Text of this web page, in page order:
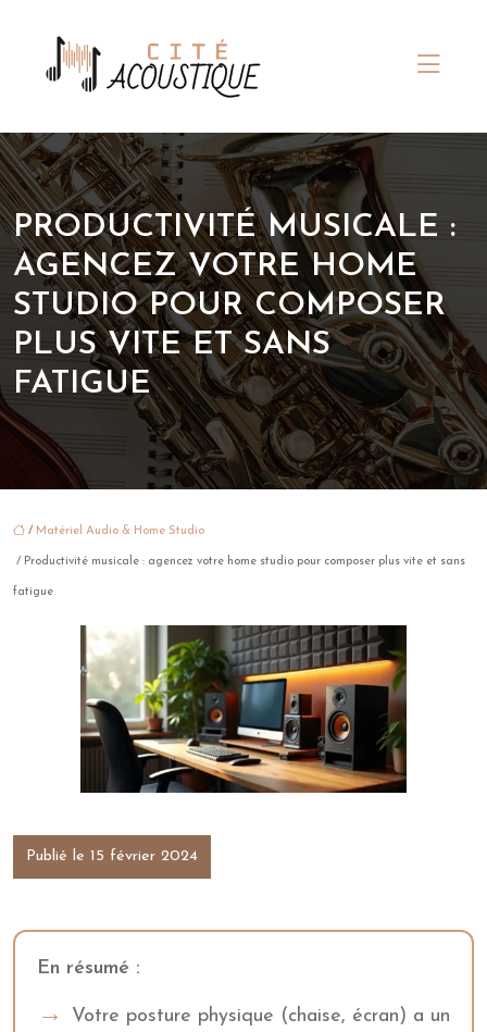
PRODUCTIVITÉ MUSICALE :
AGENCEZ VOTRE HOME
STUDIO POUR COMPOSER
PLUS VITE ET SANS
FATIGUE
/ Matériel Audio & Home Studio
/ Productivité musicale : agencez votre home studio pour composer plus vite et sans
fatigue
Publié le 15 février 2024
En résumé :
Votre posture physique (chaise, écran) a un